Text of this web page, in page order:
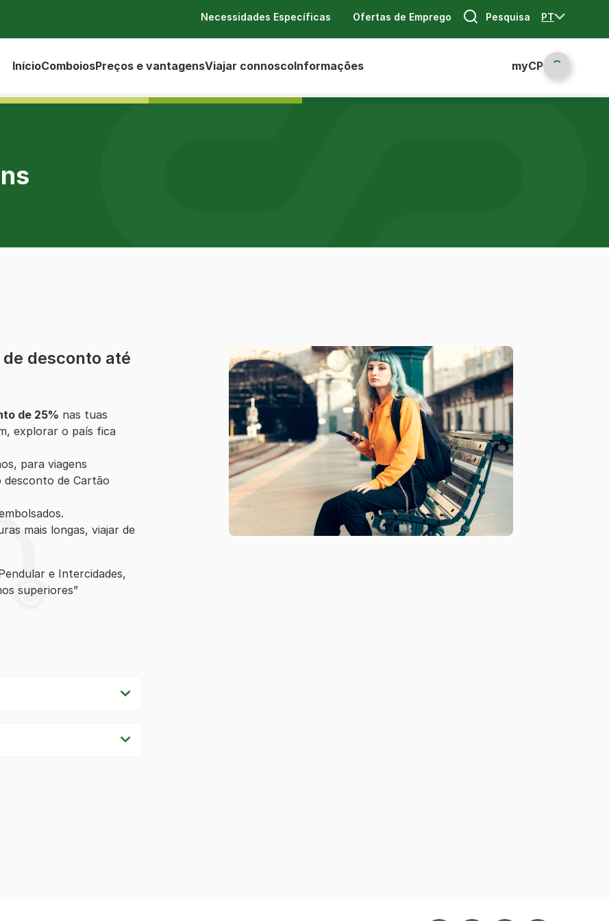
Necessidades Específicas Ofertas de Emprego Pesquisa PT
InícioComboiosPreços e vantagensViajar connoscoInformações myCP
desconto até
de 25% nas tuas
explorar o país fica
para viagens
desconto de Cartão
mais longas, viajar de
e Intercidades,
superiores”